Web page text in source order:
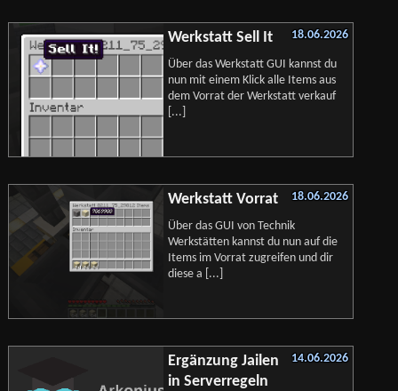
Werkstatt Sell It 18.06.2026
Über das Werkstatt GUI kannst du
nun mit einem Klick alle Items aus
dem Vorrat der Werkstatt verkauf
[...]
Werkstatt Vorrat 18.06.2026
Über das GUI von Technik
Werkstätten kannst du nun auf die
Items im Vorrat zugreifen und dir
diese a [...]
Ergänzung Jailen
in Serverregeln
14.06.2026